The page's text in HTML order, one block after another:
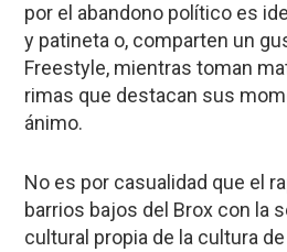
por el abandono político es
y patineta o, comparten un
Freestyle, mientras toman
rimas que destacan sus
ánimo.
No es por casualidad que el
barrios bajos del Brox con la
cultural propia de la cultura